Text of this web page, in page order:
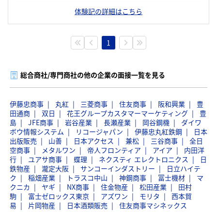
体験記の詳細はこちら
1
総合商社/専門商社の他の企業の面接一覧を見る
伊藤忠商事 丸紅 三菱商事 住友商事 阪和興業
豊
田通商
双日 花王グループカスタマーマーケティング
豊
島
JFE商事 岩谷産業 長瀬産業 岡谷鋼機
ダイワ
ボウ情報システム
リコージャパン 伊藤忠丸紅鉄鋼
日本
出版販売
山善 日本アクセス 兼松 三谷商事
全日
空商事
メタルワン 帝人フロンティア アイア
内田洋
行
ユアサ商事 蝶理 ネクスティ エレクトロニクス
日
鉄物産
瀧定大阪 サンコーインダストリー
日立ハイテ
ク
稲畑産業 トラスコ中山 神鋼商事 冨士機材
マ
クニカ
ヤギ NX商事 住金物産 松田産業
田村
駒
富士ゼロックス東京 アズワン モリタ
西本貿
易
片岡物産 日本酒類販売 住友商事マシネックス